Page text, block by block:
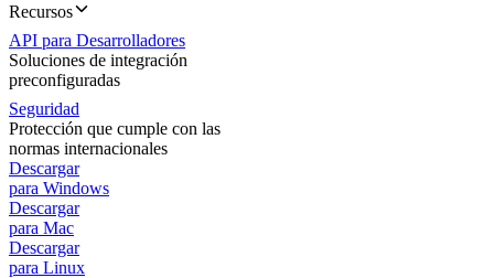
Recursos
API para Desarrolladores
Soluciones de integración
preconfiguradas
Seguridad
Protección que cumple con las
normas internacionales
Descargar
para Windows
Descargar
para Mac
Descargar
para Linux